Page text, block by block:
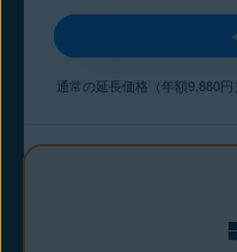
通常の延長価格（年額9,880